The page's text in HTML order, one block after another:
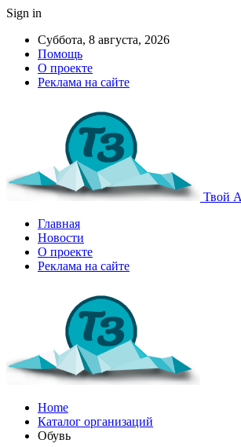
Sign in
Суббота, 8 августа, 2026
Помощь
О проекте
Реклама на сайте
Твой
Главная
Новости
О проекте
Реклама на сайте
Home
Каталог организаций
Обувь